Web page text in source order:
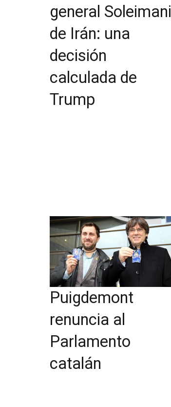
general Soleimani
de Irán: una
decisión
calculada de
Trump
Puigdemont
renuncia al
Parlamento
catalán